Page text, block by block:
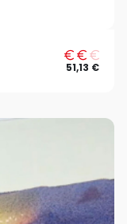
51,13 €